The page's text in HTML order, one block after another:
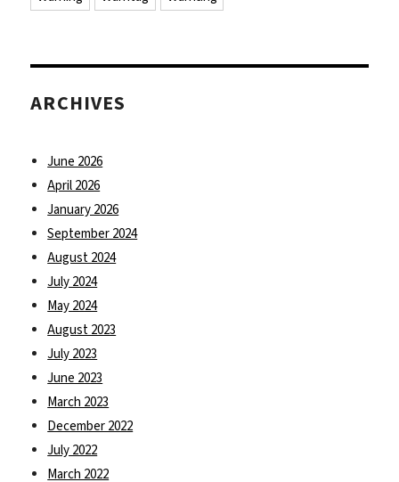
ARCHIVES
June 2026
April 2026
January 2026
September 2024
August 2024
July 2024
May 2024
August 2023
July 2023
June 2023
March 2023
December 2022
July 2022
March 2022